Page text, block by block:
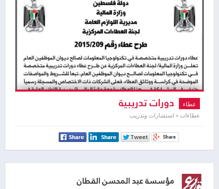
عطاء دورات تدريبية
عطاءات » استشارات وتدريب
مؤسسة عبد المحسن القطان